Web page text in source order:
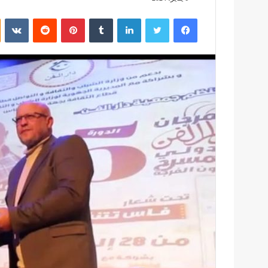
فيسبوك تويتر لينكدإن بينتيريست